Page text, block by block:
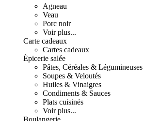
Agneau
Veau
Porc noir
Voir plus...
Carte cadeaux
Cartes cadeaux
Épicerie salée
Pâtes, Céréales & Légumineuses
Soupes & Veloutés
Huiles & Vinaigres
Condiments & Sauces
Plats cuisinés
Voir plus...
Boulangerie